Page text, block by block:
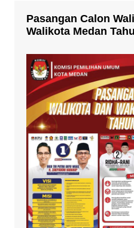
Pasangan Calon
Walikota Medan